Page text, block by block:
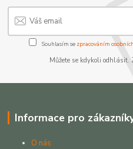
Souhlasím se zpracováním
Můžete se kdykoli
Informace pro
O nás